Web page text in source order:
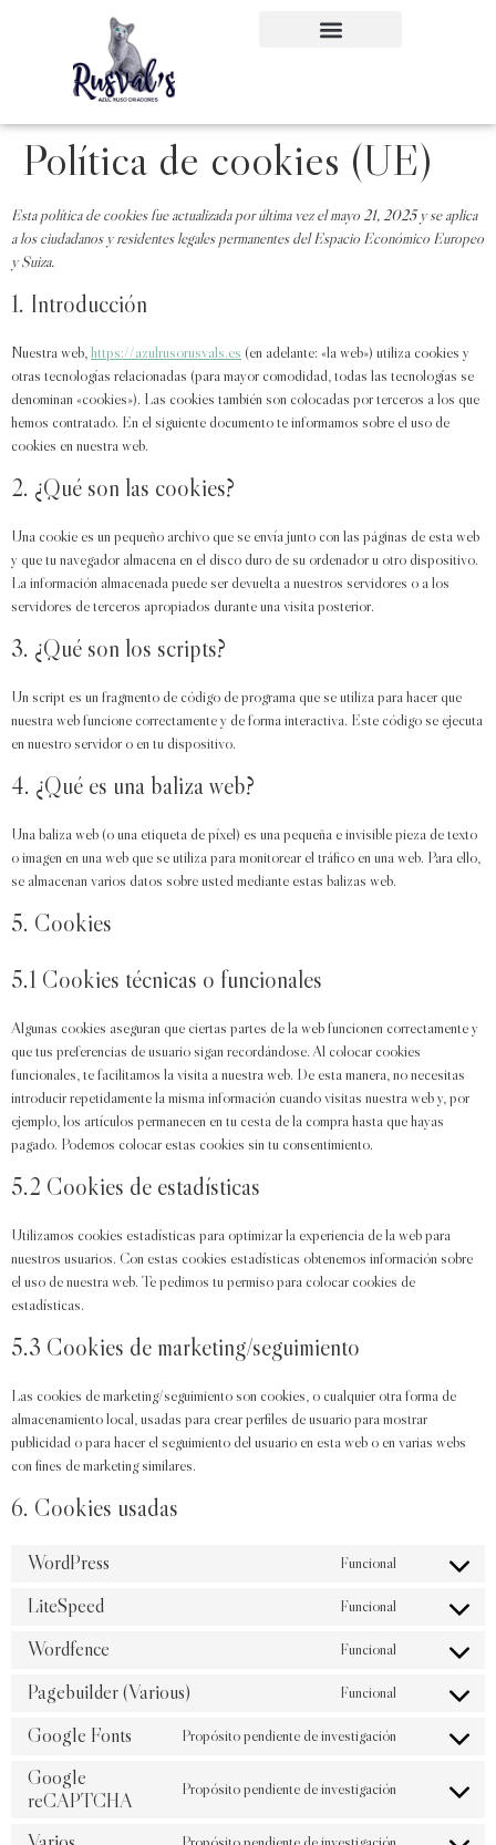
Política de cookies (UE)
Esta política de cookies fue actualizada por última vez el mayo 21, 2025 y se aplica
a los ciudadanos y residentes legales permanentes del Espacio Económico Europeo
y Suiza.
1. Introducción
Nuestra web,https://azulrusorusvals.es (en adelante: «la web») utiliza cookies y
otras tecnologías relacionadas (para mayor comodidad, todas las tecnologías se
denominan «cookies»). Las cookies también son colocadas por terceros a los que
hemos contratado. En el siguiente documento te informamos sobre el uso de
cookies en nuestra web.
2. ¿Qué son las cookies?
Una cookie es un pequeño archivo que se envía junto con las páginas de esta web
y que tu navegador almacena en el disco duro de su ordenador u otro dispositivo.
La información almacenada puede ser devuelta a nuestros servidores o a los
servidores de terceros apropiados durante una visita posterior.
3. ¿Qué son los scripts?
Un script es un fragmento de código de programa que se utiliza para hacer que
nuestra web funcione correctamente y de forma interactiva. Este código se ejecuta
en nuestro servidor o en tu dispositivo.
4. ¿Qué es una baliza web?
Una baliza web (o una etiqueta de píxel) es una pequeña e invisible pieza de texto
o imagen en una web que se utiliza para monitorear el tráfico en una web. Para ello,
se almacenan varios datos sobre usted mediante estas balizas web.
5. Cookies
5.1 Cookies técnicas o funcionales
Algunas cookies aseguran que ciertas partes de la web funcionen correctamente y
que tus preferencias de usuario sigan recordándose. Al colocar cookies
funcionales, te facilitamos la visita a nuestra web. De esta manera, no necesitas
introducir repetidamente la misma información cuando visitas nuestra web y, por
ejemplo, los artículos permanecen en tu cesta de la compra hasta que hayas
pagado. Podemos colocar estas cookies sin tu consentimiento.
5.2 Cookies de estadísticas
Utilizamos cookies estadísticas para optimizar la experiencia de la web para
nuestros usuarios. Con estas cookies estadísticas obtenemos información sobre
el uso de nuestra web. Te pedimos tu permiso para colocar cookies de
estadísticas.
5.3 Cookies de marketing/seguimiento
Las cookies de marketing/seguimiento son cookies, o cualquier otra forma de
almacenamiento local, usadas para crear perfiles de usuario para mostrar
publicidad o para hacer el seguimiento del usuario en esta web o en varias webs
con fines de marketing similares.
6. Cookies usadas
WordPress Funcional
LiteSpeed Funcional
Wordfence Funcional
Pagebuilder (Various) Funcional
Google Fonts Propósito pendiente de investigación
Google
reCAPTCHA
Propósito pendiente de investigación